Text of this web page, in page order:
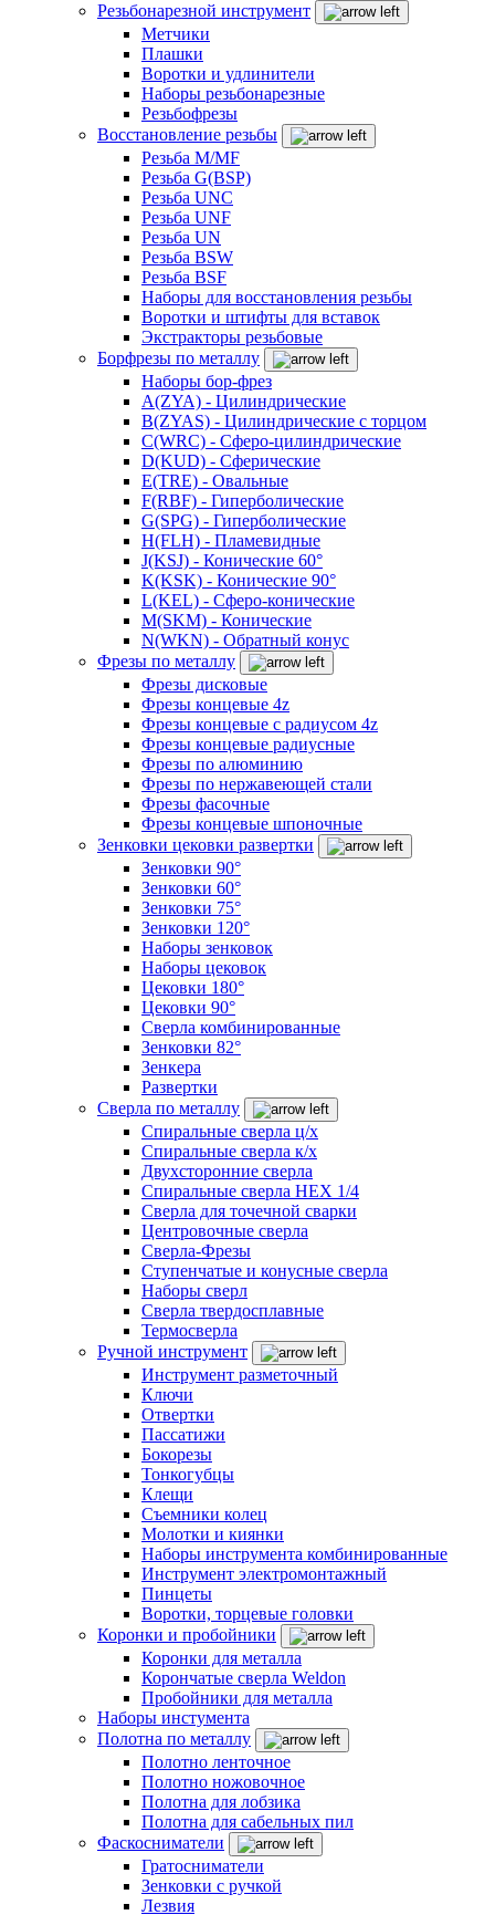
Резьбонарезной инструмент
Метчики
Плашки
Воротки и удлинители
Наборы резьбонарезные
Резьбофрезы
Восстановление резьбы
Резьба M/MF
Резьба G(BSP)
Резьба UNC
Резьба UNF
Резьба UN
Резьба BSW
Резьба BSF
Наборы для восстановления резьбы
Воротки и штифты для вставок
Экстракторы резьбовые
Борфрезы по металлу
Наборы бор-фрез
A(ZYA) - Цилиндрические
B(ZYAS) - Цилиндрические с торцом
C(WRC) - Сферо-цилиндрические
D(KUD) - Сферические
E(TRE) - Овальные
F(RBF) - Гиперболические
G(SPG) - Гиперболические
H(FLH) - Пламевидные
J(KSJ) - Конические 60°
K(KSK) - Конические 90°
L(KEL) - Сферо-конические
M(SKM) - Конические
N(WKN) - Обратный конус
Фрезы по металлу
Фрезы дисковые
Фрезы концевые 4z
Фрезы концевые с радиусом 4z
Фрезы концевые радиусные
Фрезы по алюминию
Фрезы по нержавеющей стали
Фрезы фасочные
Фрезы концевые шпоночные
Зенковки цековки развертки
Зенковки 90°
Зенковки 60°
Зенковки 75°
Зенковки 120°
Наборы зенковок
Наборы цековок
Цековки 180°
Цековки 90°
Сверла комбинированные
Зенковки 82°
Зенкера
Развертки
Сверла по металлу
Спиральные сверла ц/х
Спиральные сверла к/х
Двухсторонние сверла
Спиральные сверла HEX 1/4
Сверла для точечной сварки
Центровочные сверла
Сверла-Фрезы
Ступенчатые и конусные сверла
Наборы сверл
Сверла твердосплавные
Термосверла
Ручной инструмент
Инструмент разметочный
Ключи
Отвертки
Пассатижи
Бокорезы
Тонкогубцы
Клещи
Съемники колец
Молотки и киянки
Наборы инструмента комбинированные
Инструмент электромонтажный
Пинцеты
Воротки, торцевые головки
Коронки и пробойники
Коронки для металла
Корончатые сверла Weldon
Пробойники для металла
Наборы инстумента
Полотна по металлу
Полотно ленточное
Полотно ножовочное
Полотна для лобзика
Полотна для сабельных пил
Фаскосниматели
Гратосниматели
Зенковки с ручкой
Лезвия